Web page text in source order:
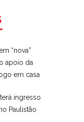
“nova”
apoio da
em casa
ingresso
Paulistão